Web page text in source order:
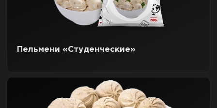
Пельмени «Студенческие»